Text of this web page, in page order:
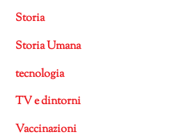
Storia
Storia Umana
tecnologia
TV e dintorni
Vaccinazioni